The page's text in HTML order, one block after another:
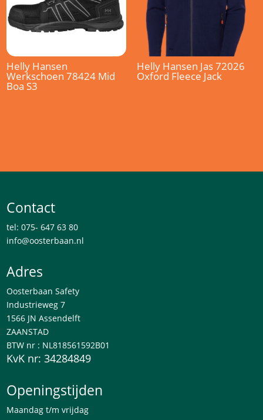
Helly Hansen
Werkschoen 78424 Mid
Boa S3
Helly Hansen Jas 72026
Oxford Fleece Jack
Contact
tel: 075- 647 63 80
info@oosterbaan.nl
Adres
Oosterbaan Safety
Industrieweg 7
1566 JN Assendelft
ZAANSTAD
BTW nr : NL818561592B01
KvK nr: 34284849
Openingstijden
Maandag t/m vrijdag